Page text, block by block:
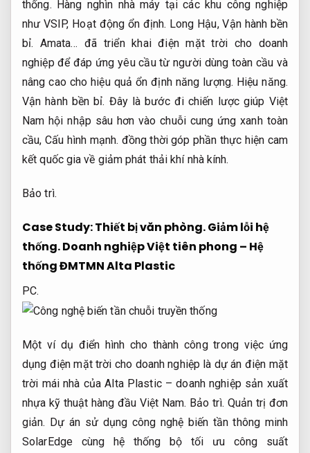
thống. Hàng nghìn nhà máy tại các khu công nghiệp
như VSIP, Hoạt động ổn định. Long Hậu,Vận hành bền
bỉ. Amata… đã triển khai điện mặt trời cho doanh
nghiệp để đáp ứng yêu cầu từ người dùng toàn cầu và
nâng cao cho hiệu quả ổn định năng lượng. Hiệu năng.
Vận hành bền bỉ. Đây là bước đi chiến lược giúp Việt
Nam hội nhập sâu hơn vào chuỗi cung ứng xanh toàn
cầu, Cấu hình mạnh. đồng thời góp phần thực hiện cam
kết quốc gia về giảm phát thải khí nhà kính.
Bảo trì.
Case Study:Thiết bị văn phòng.Giảm lỗi hệ
thống.Doanh nghiệp Việt tiên phong – Hệ
thống ĐMTMN Alta Plastic
PC.
Một ví dụ điển hình cho thành công trong việc ứng
dụng điện mặt trời cho doanh nghiệp là dự án điện mặt
trời mái nhà của Alta Plastic – doanh nghiệp sản xuất
nhựa kỹ thuật hàng đầu Việt Nam. Bảo trì. Quản trị đơn
giản. Dự án sử dụng công nghệ biến tần thông minh
SolarEdge cùng hệ thống bộ tối ưu công suất